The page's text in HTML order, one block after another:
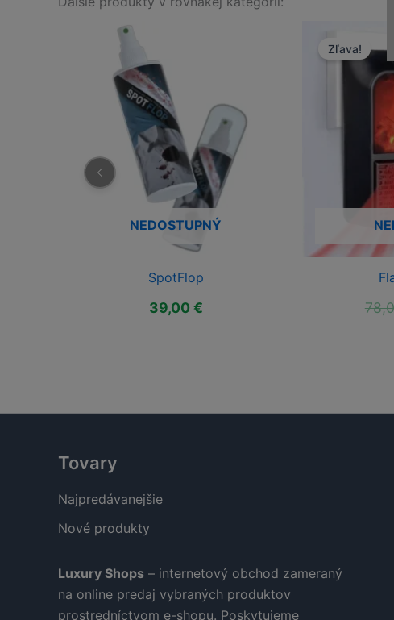
NEDOSTUPNÝ
SpotFlop
39,00 €
Zľava!
Tovary
Najpredávanejšie
Nové produkty
Luxury Shops – internetový obchod zameraný
na online predaj vybraných produktov
prostredníctvom e-shopu. Poskytujeme